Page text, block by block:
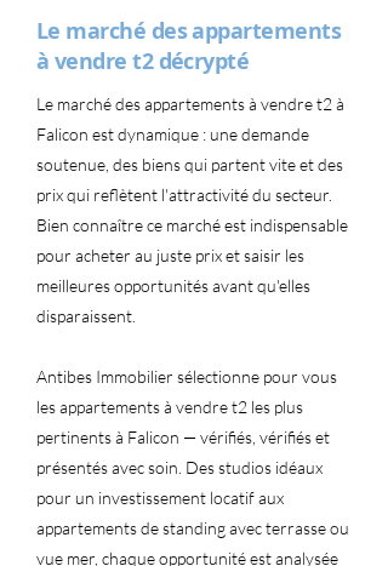
Le marché des appartements
à vendre t2 décrypté
Le marché des appartements à vendre t2 à
Falicon est dynamique : une demande
soutenue, des biens qui partent vite et des
prix qui reflètent l'attractivité du secteur.
Bien connaître ce marché est indispensable
pour acheter au juste prix et saisir les
meilleures opportunités avant qu'elles
disparaissent.
Antibes Immobilier sélectionne pour vous
les appartements à vendre t2 les plus
pertinents à Falicon — vérifiés, vérifiés et
présentés avec soin. Des studios idéaux
pour un investissement locatif aux
appartements de standing avec terrasse ou
vue mer, chaque opportunité est analysée